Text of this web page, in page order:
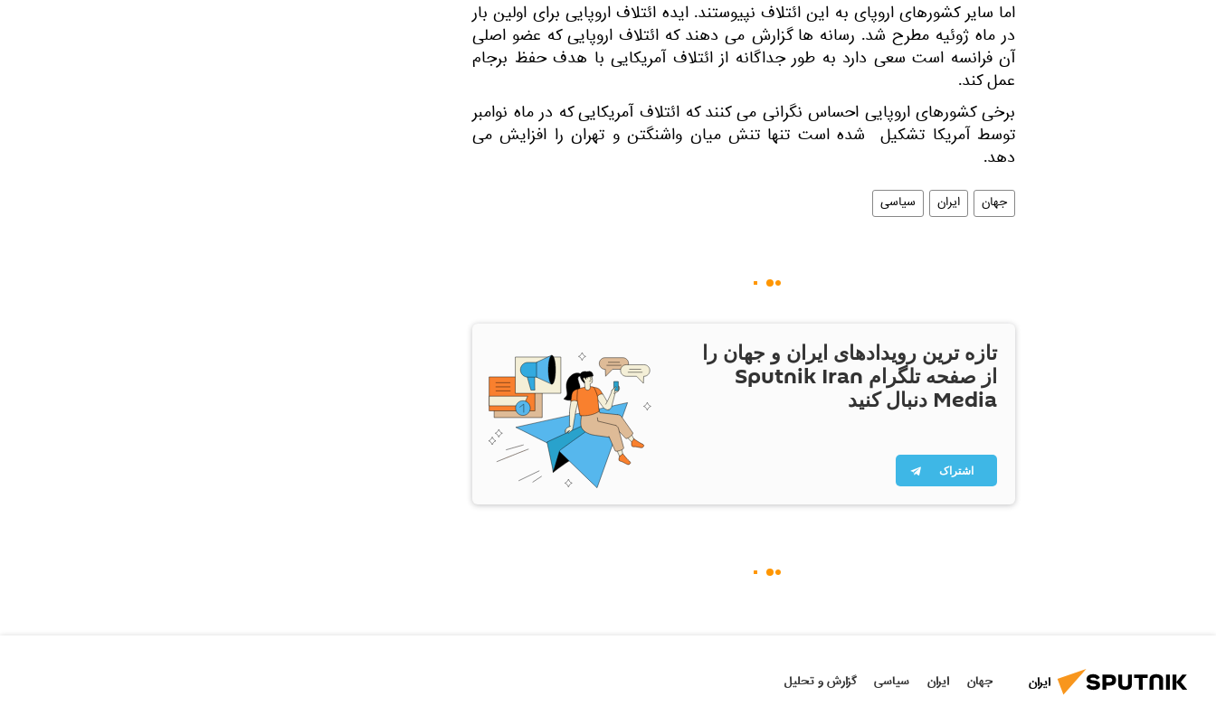
اما سایر کشورهای اروپای به این ائتلاف نپیوستند. ایده ائتلاف اروپایی برای اولین بار
در ماه ژوئیه مطرح شد. رسانه ها گزارش می دهند که ائتلاف اروپایی که عضو اصلی
آن فرانسه است سعی دارد به طور جداگانه از ائتلاف آمریکایی با هدف حفظ برجام
عمل کند.
برخی کشورهای اروپایی احساس نگرانی می کنند که ائتلاف آمریکایی که در ماه نوامبر
توسط آمریکا تشکیل شده است تنها تنش میان واشنگتن و تهران را افزایش می
دهد.
جهان ایران سیاسی
تازه ترین رویدادهای ایران و جهان را
از صفحه تلگرام Sputnik Iran
Media دنبال کنید
اشتراک
ایران جهان ایران سیاسی گزارش و تحلیل